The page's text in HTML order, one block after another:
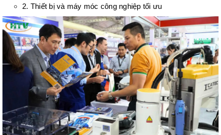
2. Thiết bị và máy móc công nghiệp tối ưu